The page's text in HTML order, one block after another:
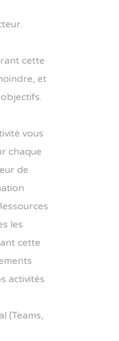
cette
et
vous
chaque
de
les
cette
activités
(Teams,